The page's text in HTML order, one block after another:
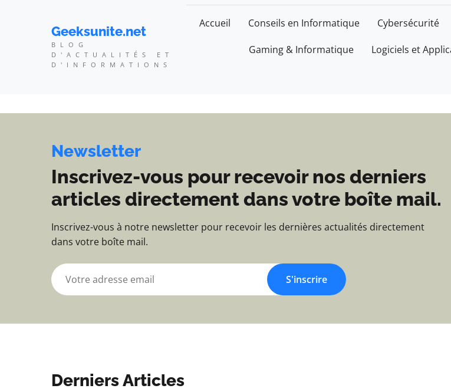
Geeksunite.net - Blog d'actualités et
Geeksunite.net
BLOG
D'ACTUALITÉS ET
D'INFORMATIONS
Accueil Conseils en Informatique Cybersécurité
Gaming & Informatique Logiciels et
Newsletter
Inscrivez-vous pour recevoir nos derniers
articles directement dans votre boîte mail.
Inscrivez-vous à notre newsletter pour recevoir les dernières actualités directement
dans votre boîte mail.
S'inscrire
Derniers Articles